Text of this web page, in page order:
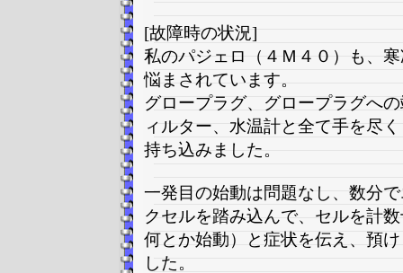
[故障時の状況]
私のパジェロ（４Ｍ４０）も、
悩まされています。
グロープラグ、グロープラグへ
ィルター、水温計と全て手を尽
持ち込みました。
一発目の始動は問題なし、数分
クセルを踏み込んで、セルを計
何とか始動）と症状を伝え、預
した。